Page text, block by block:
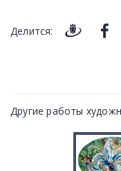
Делится:
Другие работы